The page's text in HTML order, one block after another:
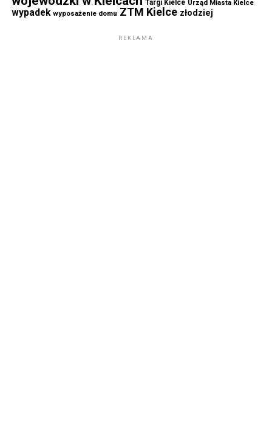
Targi Kielce Urząd Miasta Kielce
wypadek wyposażenie domu ZTM Kielce złodziej
REKLAMA